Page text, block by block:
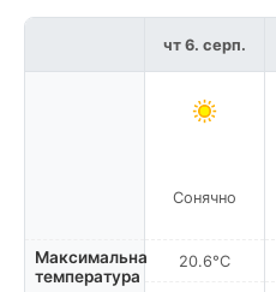
Максимальна
температура
чт 6. серп.
Сонячно
20.6°C